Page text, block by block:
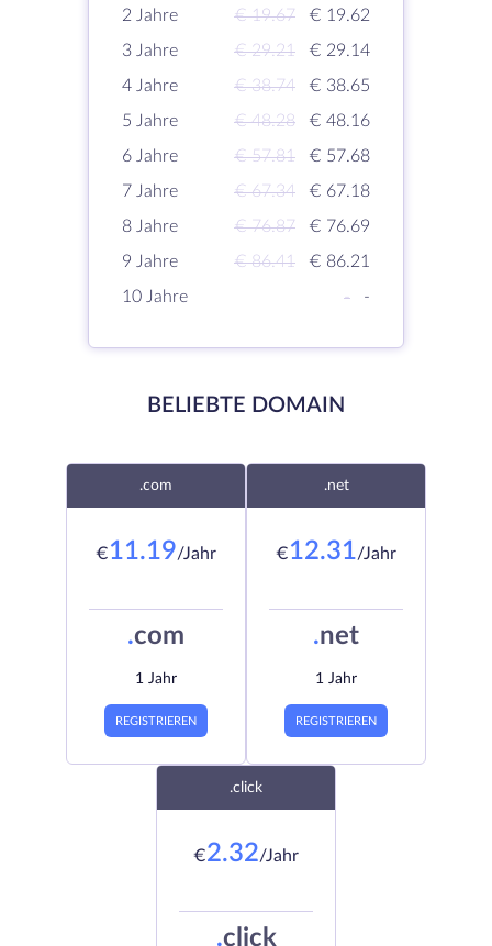
2 Jahre
€ 19.67
€ 19.62
3 Jahre
€ 29.21
€ 29.14
4 Jahre
€ 38.74
€ 38.65
5 Jahre
€ 48.28
€ 48.16
6 Jahre
€ 57.81
€ 57.68
7 Jahre
€ 67.34
€ 67.18
8 Jahre
€ 76.87
€ 76.69
9 Jahre
€ 86.41
€ 86.21
10 Jahre
- -
BELIEBTE DOMAIN
.com
€11.19/Jahr
.com
1 Jahr
REGISTRIEREN
.net
€12.31/Jahr
.net
1 Jahr
REGISTRIEREN
.click
€2.32/Jahr
.click